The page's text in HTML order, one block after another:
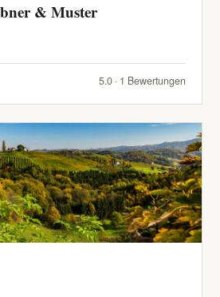
& Muster
5.0 · 1 Bewertungen